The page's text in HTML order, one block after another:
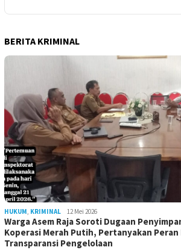
BERITA KRIMINAL
HUKUM, KRIMINAL 12 Mei 2026
Warga Asem Raja Soroti Dugaan
Koperasi Merah Putih, Pertanyakan Peran
Transparansi Pengelolaan